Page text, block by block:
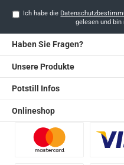
Ich habe die
gelesen und
Haben Sie Fragen?
Unsere Produkte
Potstill Infos
Onlineshop